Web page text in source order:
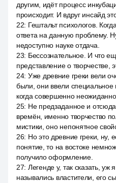
другим, идёт процесс
происходит. И вдруг инсайд
22: Гештальт психологов.
ответа на данную проблему.
недоступно науке отдача.
23: Бессознательное. И что
представление о творчестве,
24: Уже древние греки вели
были, они ввели специальное
когда совершенно
25: Не предзаданное и
времён, именно творчество
мистики, оно непонятное
26: Но это древние греки, ну,
понятие, то на востоке
получило оформление.
27: Легенде у, так сказать,
назывались властители, его